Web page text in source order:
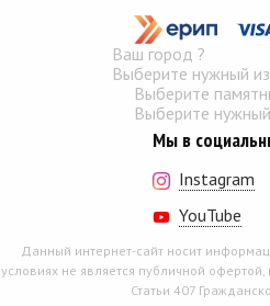
Ваш город ?
Выберите нужный из
Выберите
Выберите
Мы в
Instagram
YouTube
Данный интернет-сайт носит
условиях не является публичной
Статьи 407